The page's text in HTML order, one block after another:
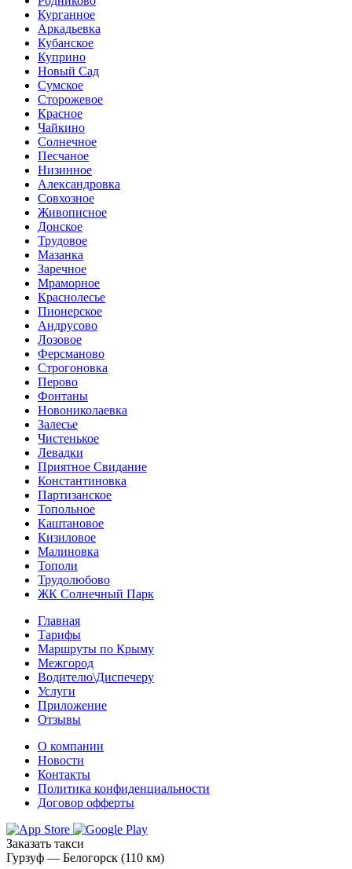
Курганное
Аркадьевка
Кубанское
Куприно
Новый Сад
Сумское
Сторожевое
Красное
Чайкино
Солнечное
Песчаное
Низинное
Александровка
Совхозное
Живописное
Донское
Трудовое
Мазанка
Заречное
Мраморное
Краснолесье
Пионерское
Андрусово
Лозовое
Ферсманово
Строгоновка
Перово
Фонтаны
Новониколаевка
Залесье
Чистенькое
Левадки
Приятное Свидание
Константиновка
Партизанское
Топольное
Каштановое
Кизиловое
Малиновка
Тополи
Трудолюбово
ЖК Солнечный Парк
Главная
Тарифы
Маршруты по Крыму
Межгород
Водителю\Диспечеру
Услуги
Приложение
Отзывы
О компании
Новости
Контакты
Политика конфиденциальности
Договор офферты
Заказать такси
Гурзуф — Белогорск (110 км)